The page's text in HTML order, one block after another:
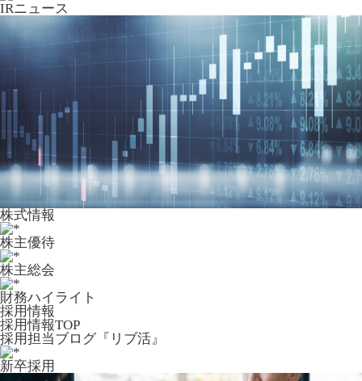
IRニュース
株式情報
株主優待
株主総会
財務ハイライト
採用情報
採用情報TOP
採用担当ブログ『リブ活』
新卒採用